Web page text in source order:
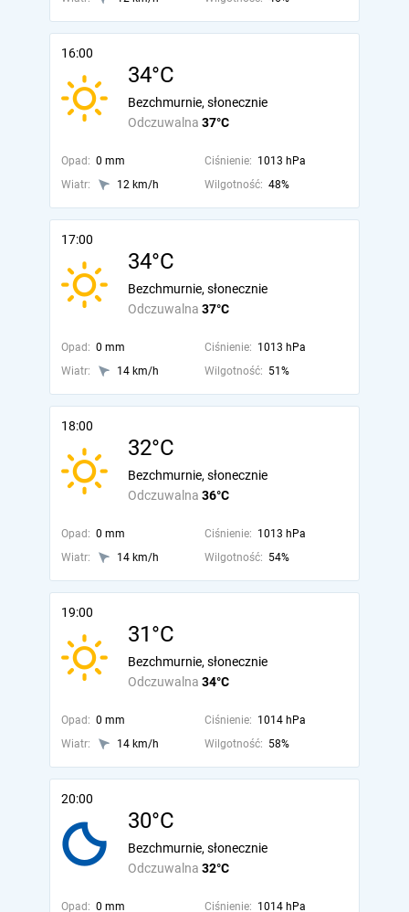
16:00
34°C
Odczuwalna 37°C
Bezchmurnie, słonecznie
Opad: 0 mm Ciśnienie: 1013 hPa
Wiatr:
12 km/h Wilgotność: 48%
17:00
34°C
Odczuwalna 37°C
Bezchmurnie, słonecznie
Opad: 0 mm Ciśnienie: 1013 hPa
Wiatr:
14 km/h Wilgotność: 51%
18:00
32°C
Odczuwalna 36°C
Bezchmurnie, słonecznie
Opad: 0 mm Ciśnienie: 1013 hPa
Wiatr:
14 km/h Wilgotność: 54%
19:00
31°C
Odczuwalna 34°C
Bezchmurnie, słonecznie
Opad: 0 mm Ciśnienie: 1014 hPa
Wiatr:
14 km/h Wilgotność: 58%
20:00
30°C
Odczuwalna 32°C
Bezchmurnie, słonecznie
Opad: 0 mm Ciśnienie: 1014 hPa